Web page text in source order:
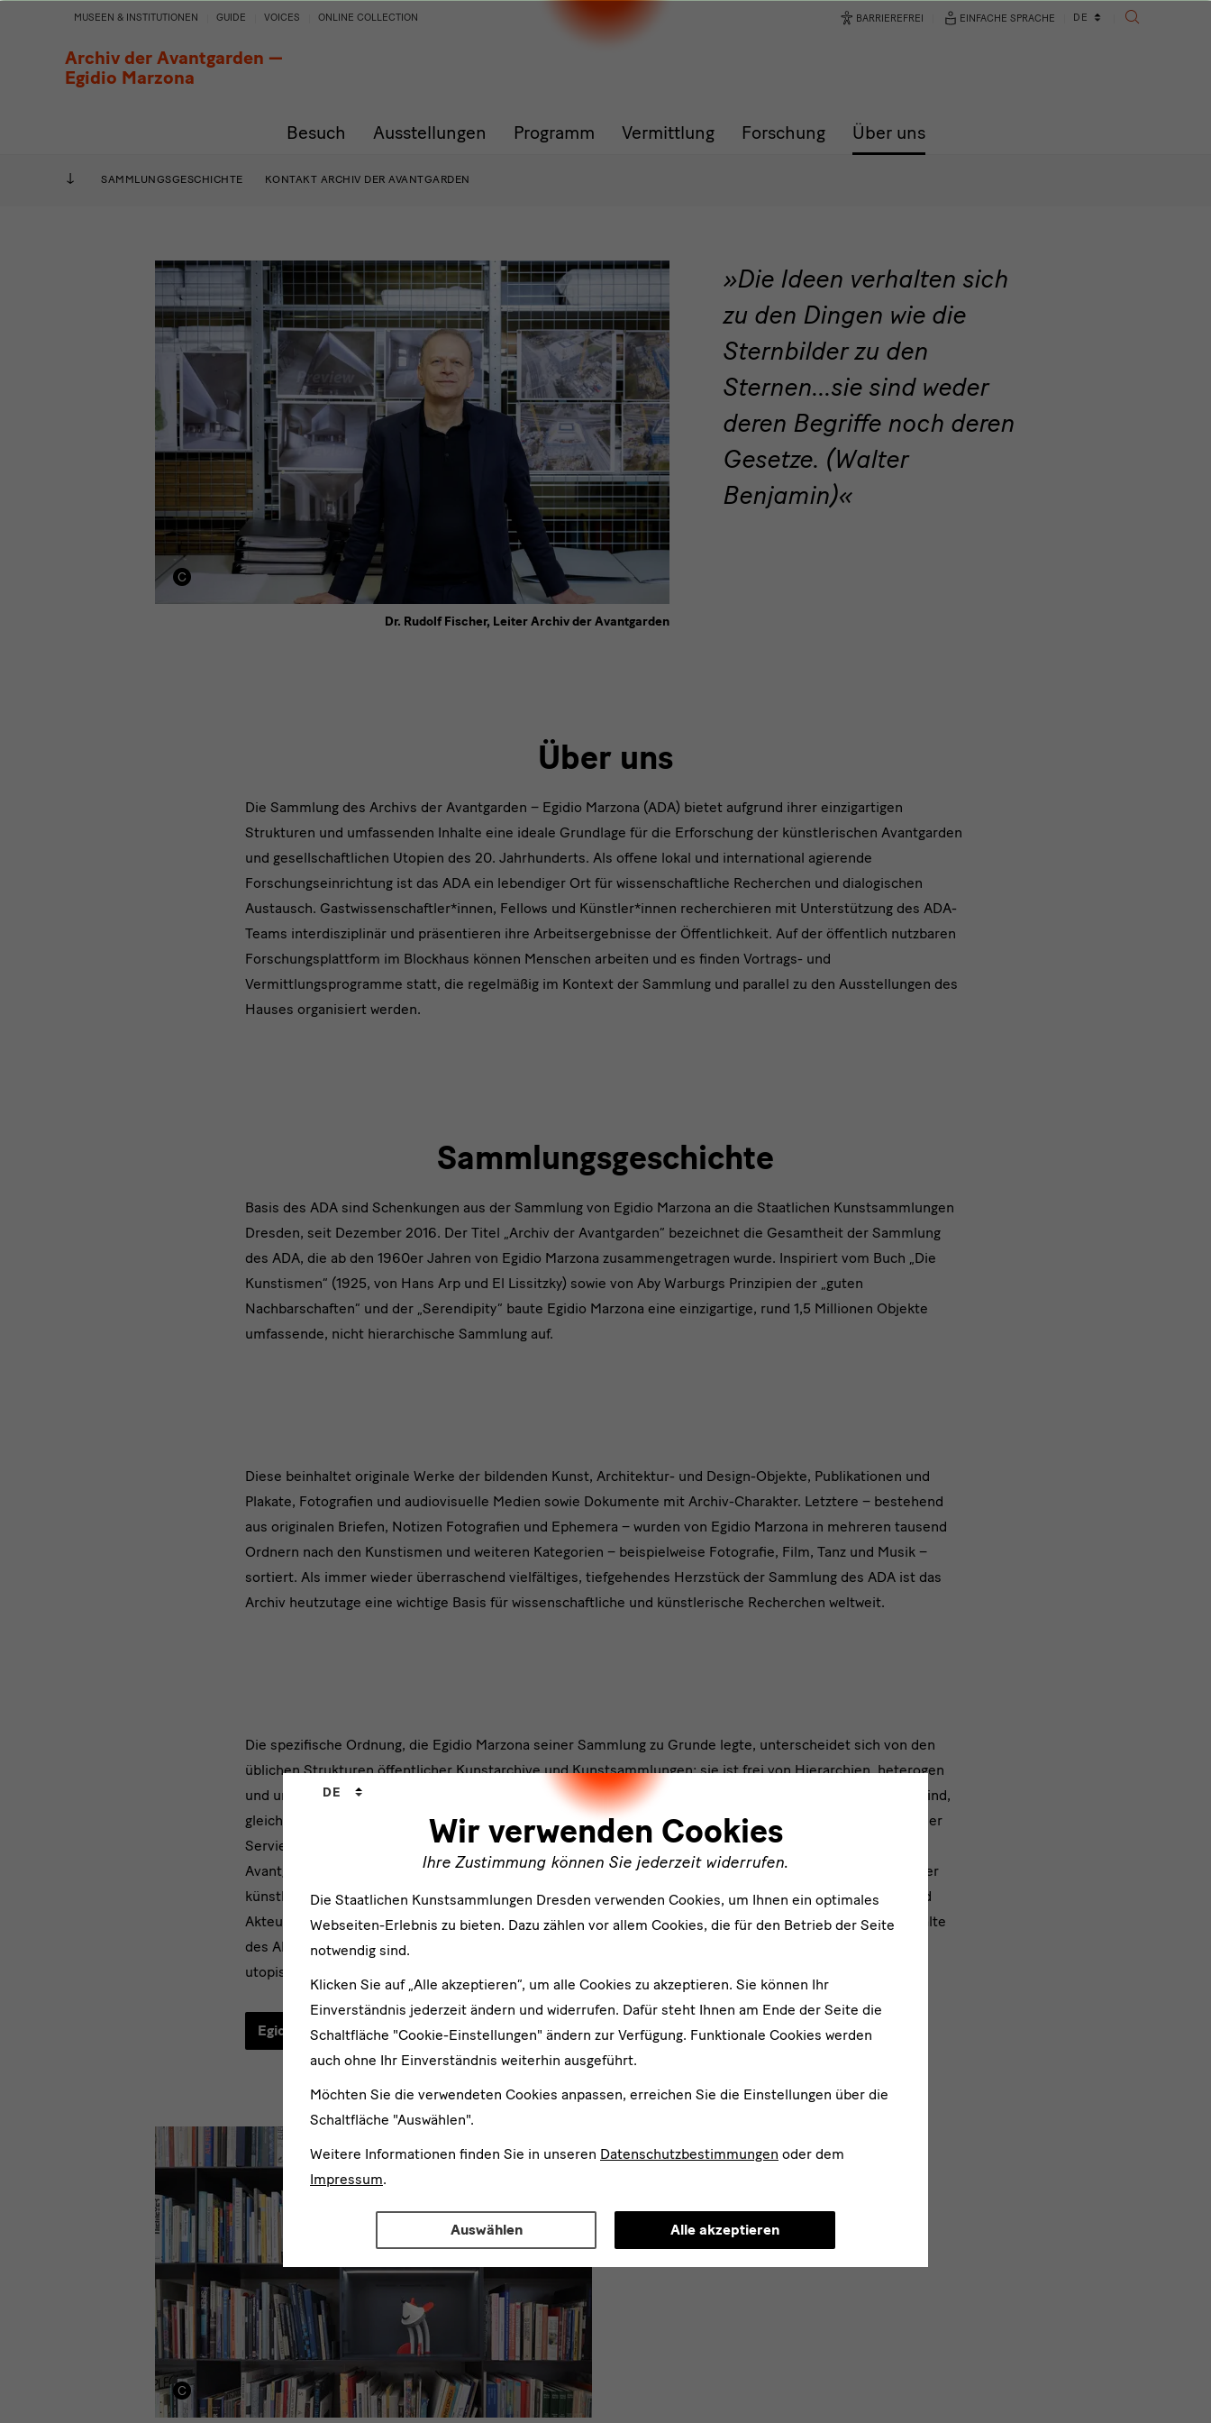
Archiv der Avantgarden —
Egidio Marzona
Über
uns
Besuch Ausstellungen Programm Vermittlung Forschung Über uns
MUSEEN & INSTITUTIONEN GUIDE VOICES ONLINE COLLECTION BARRIEREFREI EINFACHE SPRACHE
Sprachwechsler
DE
SUCHE
SAMMLUNGSGESCHICHTE KONTAKT ARCHIV DER AVANTGARDEN
Zitat
Die Ideen verhalten sich
zu den Dingen wie die
Sternbilder zu den
Sternen...sie sind weder
deren Begriffe noch deren
Gesetze. (Walter
Benjamin)
Dr. Rudolf Fischer, Leiter Archiv der Avantgarden
Über uns
Die Sammlung des Archivs der Avantgarden – Egidio Marzona (ADA) bietet aufgrund ihrer einzigartigen
Strukturen und umfassenden Inhalte eine ideale Grundlage für die Erforschung der künstlerischen Avantgarden
und gesellschaftlichen Utopien des 20. Jahrhunderts. Als offene lokal und international agierende
Forschungseinrichtung ist das ADA ein lebendiger Ort für wissenschaftliche Recherchen und dialogischen
Austausch. Gastwissenschaftler*innen, Fellows und Künstler*innen recherchieren mit Unterstützung des ADA-
Teams interdisziplinär und präsentieren ihre Arbeitsergebnisse der Öffentlichkeit. Auf der öffentlich nutzbaren
Forschungsplattform im Blockhaus können Menschen arbeiten und es finden Vortrags- und
Vermittlungsprogramme statt, die regelmäßig im Kontext der Sammlung und parallel zu den Ausstellungen des
Hauses organisiert werden.
Sammlungsgeschichte
Basis des ADA sind Schenkungen aus der Sammlung von Egidio Marzona an die Staatlichen Kunstsammlungen
Dresden, seit Dezember 2016. Der Titel „Archiv der Avantgarden“ bezeichnet die Gesamtheit der Sammlung
des ADA, die ab den 1960er Jahren von Egidio Marzona zusammengetragen wurde. Inspiriert vom Buch „Die
Kunstismen“ (1925, von Hans Arp und El Lissitzky) sowie von Aby Warburgs Prinzipien der „guten
Nachbarschaften“ und der „Serendipity“ baute Egidio Marzona eine einzigartige, rund 1,5 Millionen Objekte
umfassende, nicht hierarchische Sammlung auf.
Marzona
|
Diese beinhaltet originale Werke der bildenden Kunst, Architektur- und Design-Objekte, Publikationen und
Plakate, Fotografien und audiovisuelle Medien sowie Dokumente mit Archiv-Charakter. Letztere – bestehend
aus originalen Briefen, Notizen Fotografien und Ephemera – wurden von Egidio Marzona in mehreren tausend
Ordnern nach den Kunstismen und weiteren Kategorien – beispielweise Fotografie, Film, Tanz und Musik –
sortiert. Als immer wieder überraschend vielfältiges, tiefgehendes Herzstück der Sammlung des ADA ist das
Archiv heutzutage eine wichtige Basis für wissenschaftliche und künstlerische Recherchen weltweit.
Marzona
||
Die spezifische Ordnung, die Egidio Marzona seiner Sammlung zu Grunde legte, unterscheidet sich von den
üblichen Strukturen öffentlicher Kunstarchive und Kunstsammlungen: sie ist frei von Hierarchien, heterogen
und unkonventionell. Marzona behandelt alle Materialien, die im Kontext der Kunstproduktion angefallen sind,
gleichwertig. Das heißt, für ihn ist ein Brief genauso bedeutsam wie ein Gemälde, eine kleine Skizze auf einer
Serviette ebenso wichtig wie ein Design-Objekt oder eine seltene Zeitschrift. Damit ist das Archiv der
Avantgarden eine demokratische Sammlung und riesiger Wissens- und Ideenspeicher, in der die Spuren der
künstlerischen Ideen, die zahlreichen Utopien und die erstaunlichen Vernetzungen von Künstler*innen und
Akteur*innen der Avantgarden des 20. Jahrhunderts sichtbar werden. Die Gesamtheit der Sammlungsinhalte
des ADA bildet einen weitestgehend vollständigen Querschnitt der künstlerisch-avantgardistischen und
utopistischen Strömungen des 20. Jahrhunderts und deren Vernetzungen ab.
Egidio Marzona
Publikationen
Wir verwenden Cookies
Ihre Zustimmung können Sie jederzeit widerrufen.
Sprachwechsler
DE
Die Staatlichen Kunstsammlungen Dresden verwenden Cookies, um Ihnen ein optimales
Webseiten-Erlebnis zu bieten. Dazu zählen vor allem Cookies, die für den Betrieb der Seite
notwendig sind.
Klicken Sie auf „Alle akzeptieren“, um alle Cookies zu akzeptieren. Sie können Ihr
Einverständnis jederzeit ändern und widerrufen. Dafür steht Ihnen am Ende der Seite die
Schaltfläche "Cookie-Einstellungen" ändern zur Verfügung. Funktionale Cookies werden
auch ohne Ihr Einverständnis weiterhin ausgeführt.
Möchten Sie die verwendeten Cookies anpassen, erreichen Sie die Einstellungen über die
Schaltfläche "Auswählen".
Weitere Informationen finden Sie in unseren Datenschutzbestimmungen oder dem
Impressum.
Auswählen Alle akzeptieren